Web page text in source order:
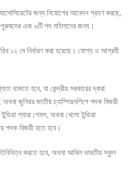
জন্য নিয়োগের আবেদন গ্রহণ করছে,
এবং ৬টি পদ মহিলাদের জন্য।
১২ মে নির্ধারণ করা হয়েছে। যোগ্য ও আগ্রহী
থাকতে হবে, যা কেন্দ্রীয় সরকারের দ্বারা
জুনিয়র জাতীয় চ্যাম্পিয়নশিপে পদক বিজয়ী
প্যারা গেমস, অথবা খেলো ইন্ডিয়া
পদক বিজয়ী হতে হবে।
করতে হবে, অথবা আখিল ভারতীয় স্কুল